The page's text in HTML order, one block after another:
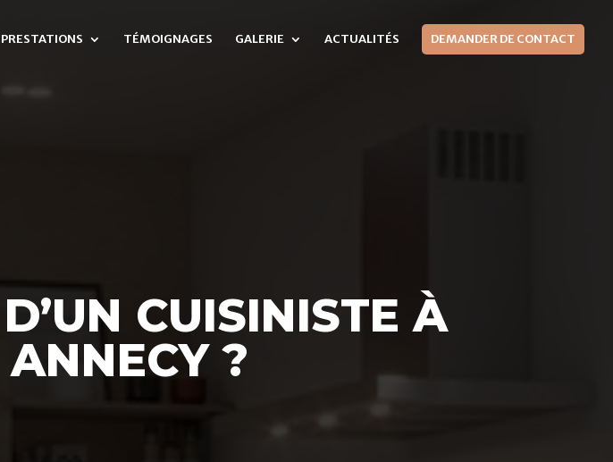
PRESTATIONS TÉMOIGNAGES GALERIE ACTUALITÉS DEMANDER DE CONTACT
CUISINISTE À
?